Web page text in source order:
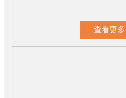
查看更多